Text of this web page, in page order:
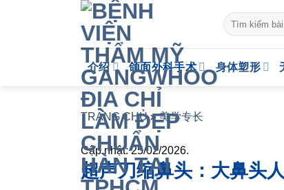
介绍 颌面外科手术 身体塑形
TRANG CHỦ»美学专长
Cập nhật: 25/02/2026.
超声刀缩鼻头：大鼻头